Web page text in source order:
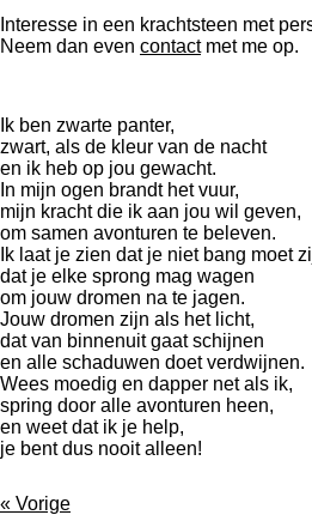
Interesse in een krachtsteen met
Neem dan even contactmet me op.
Ik ben zwarte panter,
zwart, als de kleur van de nacht
en ik heb op jou gewacht.
In mijn ogen brandt het vuur,
mijn kracht die ik aan jou wil geven,
om samen avonturen te beleven.
Ik laat je zien dat je niet bang moet
dat je elke sprong mag wagen
om jouw dromen na te jagen.
Jouw dromen zijn als het licht,
dat van binnenuit gaat schijnen
en alle schaduwen doet verdwijnen.
Wees moedig en dapper net als ik,
spring door alle avonturen heen,
en weet dat ik je help,
je bent dus nooit alleen!
« Vorige